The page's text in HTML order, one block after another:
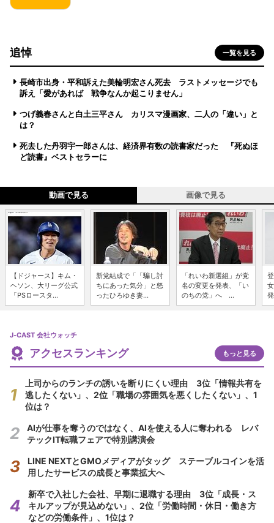
追悼 一覧を見る
長崎市出身・平和訴えた美輪明宏さん死去 ラストメッセージでも
訴え「愛があれば 戦争なんか起こりません」
つげ義春さんと白土三平さん カリスマ漫画家、二人の「違い」と
は？
死去した丹羽宇一郎さんは、経済界有数の読書家だった 『死ぬほ
ど読書』ベストセラーに
動画で見る 画像で見る
【ドジャース】キム・
ヘソン、大リーグ公式
「PSロースタ...
新党結成で「「騙し討
ちにあった気分」と怒
ったひろゆき妻...
「れいわ新選組」が党
名の変更を発表、「い
のちの党」へ ...
J-CAST 会社ウォッチ
アクセスランキング もっと見る
上司からのランチの誘いを断りにくい理由 3位「情報共有を
逃したくない」、2位「職場の雰囲気を悪くしたくない」、1
位は？
AIが仕事を奪うのではなく、AIを使える人に奪われる レバ
テックIT転職フェアで特別講演会
LINE NEXTとGMOメディアがタッグ ステーブルコインを活
用したサービスの成長と事業拡大へ
新卒で入社した会社、早期に退職する理由 3位「成長・ス
キルアップが見込めない」、2位「労働時間・休日・働き方
などの労働条件」、1位は？